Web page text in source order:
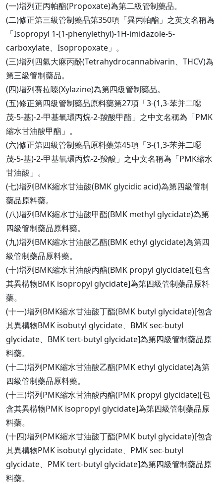
(一)增列正丙帕酯(Propoxate)為第二級管制藥品。
(二)修正第三級管制藥品第350項「異丙帕酯」之英文名稱為
「Isopropyl 1-(1-phenylethyl)-1H-imidazole-5-
carboxylate、Isopropoxate」。
(三)增列四氫大麻丙酚(Tetrahydrocannabivarin、THCV)為
第三級管制藥品。
(四)增列賽拉嗪(Xylazine)為第四級管制藥品。
(五)修正第四級管制藥品原料藥第27項「3-(1,3-苯并二噁
茂-5-基)-2-甲基氧環丙烷-2-羧酸甲酯」之中文名稱為「PMK
縮水甘油酸甲酯」。
(六)修正第四級管制藥品原料藥第45項「3-(1,3-苯并二噁
茂-5-基)-2-甲基氧環丙烷-2-羧酸」之中文名稱為「PMK縮水
甘油酸」。
(七)增列BMK縮水甘油酸(BMK glycidic acid)為第四級管制
藥品原料藥。
(八)增列BMK縮水甘油酸甲酯(BMK methyl glycidate)為第
四級管制藥品原料藥。
(九)增列BMK縮水甘油酸乙酯(BMK ethyl glycidate)為第四
級管制藥品原料藥。
(十)增列BMK縮水甘油酸丙酯(BMK propyl glycidate)[包含
其異構物BMK isopropyl glycidate]為第四級管制藥品原料
藥。
(十一)增列BMK縮水甘油酸丁酯(BMK butyl glycidate)[包含
其異構物BMK isobutyl glycidate、BMK sec-butyl
glycidate、BMK tert-butyl glycidate]為第四級管制藥品原
料藥。
(十二)增列PMK縮水甘油酸乙酯(PMK ethyl glycidate)為第
四級管制藥品原料藥。
(十三)增列PMK縮水甘油酸丙酯(PMK propyl glycidate)[包
含其異構物PMK isopropyl glycidate]為第四級管制藥品原
料藥。
(十四)增列PMK縮水甘油酸丁酯(PMK butyl glycidate)[包含
其異構物PMK isobutyl glycidate、PMK sec-butyl
glycidate、PMK tert-butyl glycidate]為第四級管制藥品原
料藥。